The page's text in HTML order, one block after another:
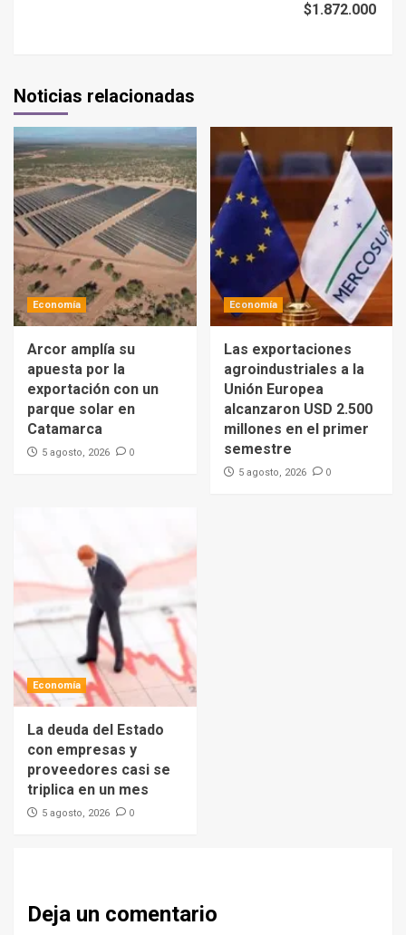
$1.872.000
Noticias relacionadas
Economía
Arcor amplía su
apuesta por la
exportación con un
parque solar en
Catamarca
5 agosto, 2026 0
Economía
Las exportaciones
agroindustriales a la
Unión Europea
alcanzaron USD 2.500
millones en el primer
semestre
5 agosto, 2026 0
Economía
La deuda del Estado
con empresas y
proveedores casi se
triplica en un mes
5 agosto, 2026 0
Deja un comentario